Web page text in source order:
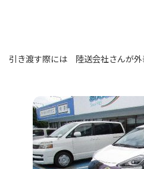
引き渡す際には 陸送会社さんが外